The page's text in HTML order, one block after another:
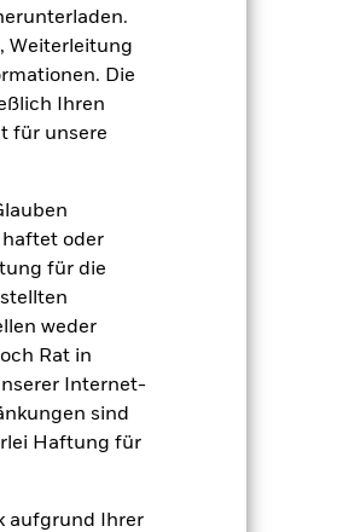
Weiterleitung
Die
Ihren
für unsere
oder
für die
weder
Rat in
Internet-
sind
Haftung für
aufgrund Ihrer
auf lokale
Politik und
des Fonds
oder als
JPY
Aktien
2,76%